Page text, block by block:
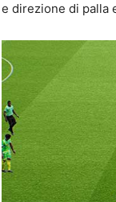
e direzione di palla